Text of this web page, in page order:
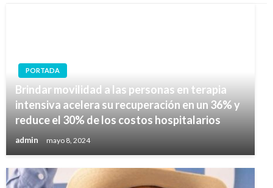
PORTADA
Brindar movilidad a las personas en terapia
intensiva acelera su recuperación en un 36% y
reduce el 30% de los costos hospitalarios
admin mayo 8, 2024